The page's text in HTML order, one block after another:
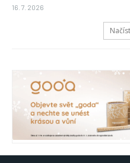
16. 7. 2026